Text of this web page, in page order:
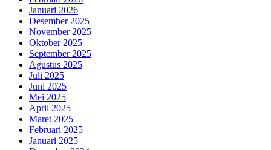
Januari 2026
Desember 2025
November 2025
Oktober 2025
September 2025
Agustus 2025
Juli 2025
Juni 2025
Mei 2025
April 2025
Maret 2025
Februari 2025
Januari 2025